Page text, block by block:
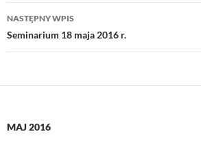
NASTĘPNY WPIS
Seminarium 18 maja 2016 r.
MAJ 2016